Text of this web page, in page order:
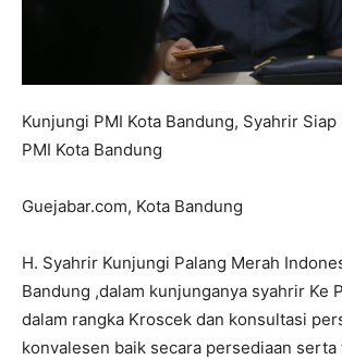
Kunjungi PMI Kota Bandung, Syahrir
PMI Kota Bandung
Guejabar.com, Kota Bandung
H. Syahrir Kunjungi Palang Merah
Bandung ,dalam kunjunganya syahrir Ke
dalam rangka Kroscek dan konsultasi
konvalesen baik secara persediaan serta